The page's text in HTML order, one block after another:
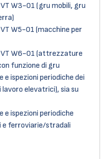
W3-01 (gru mobili, gru
W5-01 (macchine per
W6-01 (attrezzature
funzione di gru
ispezioni periodiche dei
elevatrici), sia su
e ispezioni periodiche
ferroviarie/stradali